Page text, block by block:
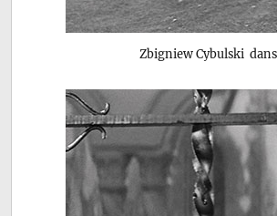
Zbigniew Cybulski dans